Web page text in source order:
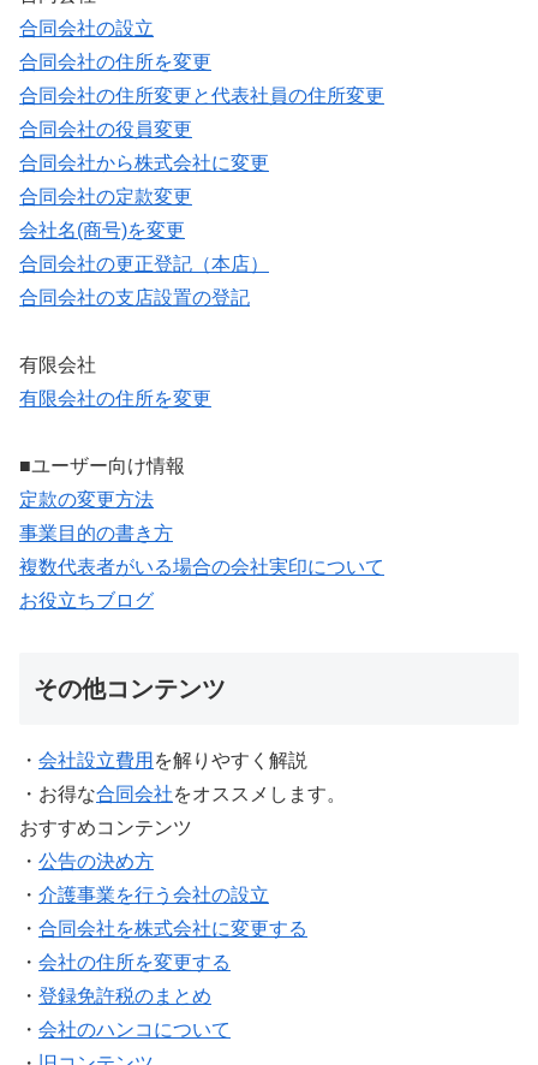
合同会社の設立
合同会社の住所を変更
合同会社の住所変更と代表社員の住所変更
合同会社の役員変更
合同会社から株式会社に変更
合同会社の定款変更
会社名(商号)を変更
合同会社の更正登記（本店）
合同会社の支店設置の登記
有限会社
有限会社の住所を変更
■ユーザー向け情報
定款の変更方法
事業目的の書き方
複数代表者がいる場合の会社実印について
お役立ちブログ
その他コンテンツ
・ 会社設立費用 を解りやすく解説
・お得な合同会社をオススメします。
おすすめコンテンツ
・ 公告の決め方
・ 介護事業を行う会社の設立
・ 合同会社を株式会社に変更する
・ 会社の住所を変更する
・ 登録免許税のまとめ
・ 会社のハンコについて